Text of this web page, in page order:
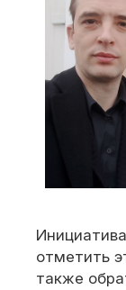
отметить
также